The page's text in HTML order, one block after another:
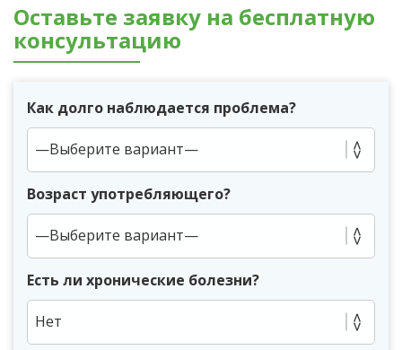
Оставьте заявку на бесплатную
консультацию
Как долго наблюдается проблема?
Возраст употребляющего?
Есть ли хронические болезни?
Нет